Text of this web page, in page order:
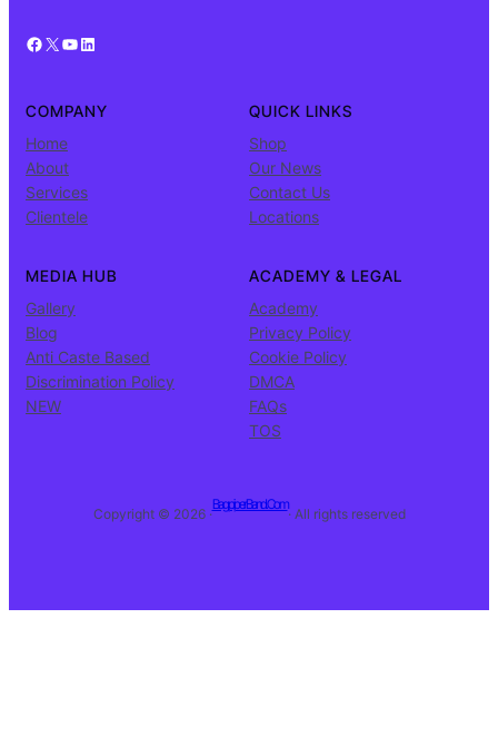
Facebook X YouTube LinkedIn
COMPANY
Home
About
Services
Clientele
QUICK LINKS
Shop
Our News
Contact Us
Locations
MEDIA HUB
Gallery
Blog
Anti Caste Based
Discrimination Policy
NEW
ACADEMY & LEGAL
Academy
Privacy Policy
Cookie Policy
DMCA
FAQs
TOS
Copyright © 2026 ·
BagpiperBand.Com
· All rights reserved